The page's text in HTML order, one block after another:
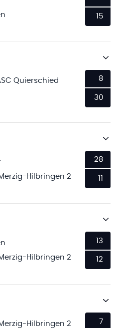
15
Quierschied
8
30
Hilbringen 2
28
Hilbringen 2
13
12
Hilbringen 2
7